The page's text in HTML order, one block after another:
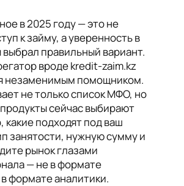
в 2025 году — это не
к займу, а уверенность в
правильный вариант.
вроде kredit-zaim.kz
незаменимым помощником.
не только список МФО, но
продукты сейчас выбирают
какие подходят под ваш
занятости, нужную сумму и
рынок глазами
— не в формате
формате аналитики.